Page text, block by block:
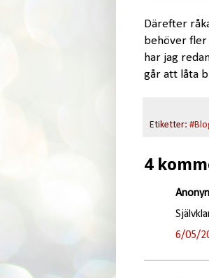
Därefter
behöver
har jag
går att låta
Etiketter:
4
6/05/